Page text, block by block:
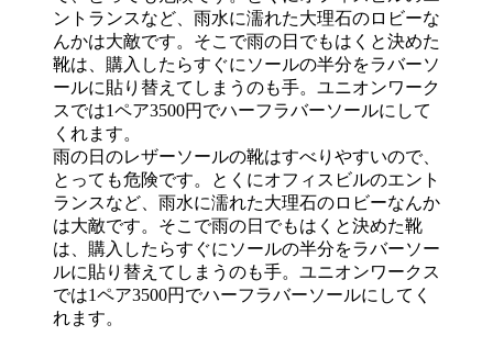
雨の日のレザーソールの靴はすべりやすいので、
とっても危険です。とくにオフィスビルのエント
ランスなど、雨水に濡れた大理石のロビーなんか
は大敵です。そこで雨の日でもはくと決めた靴
は、購入したらすぐにソールの半分をラバーソー
ルに貼り替えてしまうのも手。ユニオンワークス
では1ペア3500円でハーフラバーソールにしてく
れます。